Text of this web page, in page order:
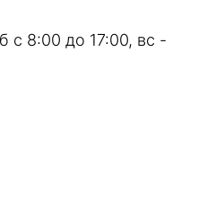
с 8:00 до 17:00, вс -